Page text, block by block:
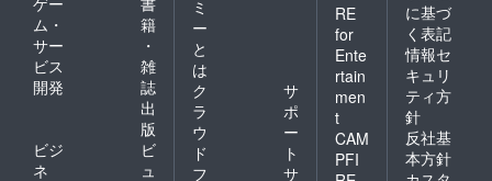
ム・
サー
ビス
開発
籍
・
雑
誌
出
版
ビジ
ネ
ビ
ュ
ミ
ー
と
は
ク
ラ
ウ
ド
フ
サ
ポ
ー
ト
サ
RE
for
Ente
rtain
men
t
CAM
PFI
に基づ
く表記
情報セ
キュリ
ティ方
針
反社基
本方針